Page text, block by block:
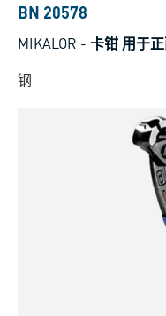
BN 20578
MIKALOR - 卡钳 用于
钢